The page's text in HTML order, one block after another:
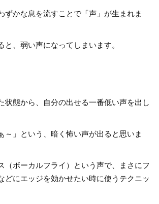
ずかな息を流すことで「声」が生まれま
、弱い声になってしまいます。
状態から、自分の出せる一番低い声を出し
～」という、暗く怖い声が出ると思いま
（ボーカルフライ）という声で、まさにフ
どにエッジを効かせたい時に使うテクニッ